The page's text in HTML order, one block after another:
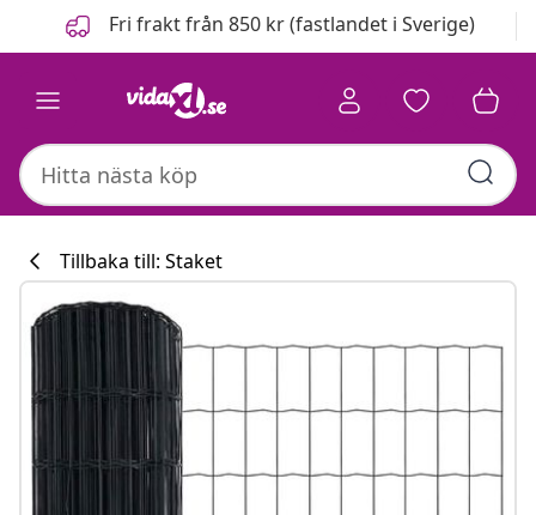
FöregåendeFri frakt från 850 kr (fastlandet i Sverige)
Tillbaka till: Staket